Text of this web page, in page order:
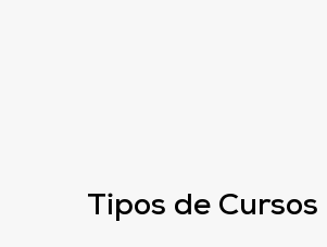
Tipos de Cursos